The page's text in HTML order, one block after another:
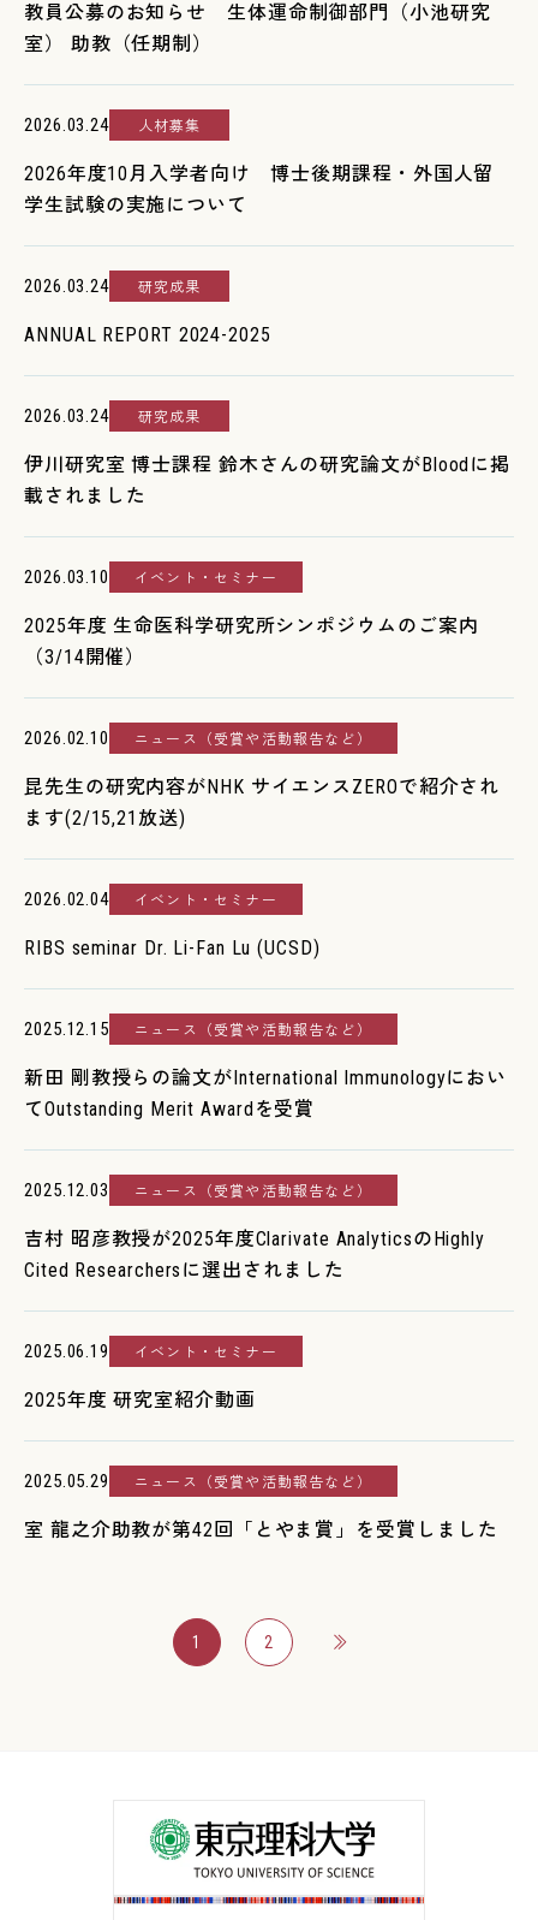
教員公募のお知らせ 生体運命制御部門（小池研究
室） 助教（任期制）
2026.03.24 人材募集
2026年度10月入学者向け 博士後期課程・外国人留
学生試験の実施について
2026.03.24 研究成果
ANNUAL REPORT 2024-2025
2026.03.24 研究成果
伊川研究室 博士課程 鈴木さんの研究論文がBloodに掲
載されました
2026.03.10 イベント・セミナー
2025年度 生命医科学研究所シンポジウムのご案内
（3/14開催）
2026.02.10 ニュース（受賞や活動報告など）
昆先生の研究内容がNHK サイエンスZEROで紹介され
ます(2/15,21放送)
2026.02.04 イベント・セミナー
RIBS seminar Dr. Li-Fan Lu (UCSD)
2025.12.15 ニュース（受賞や活動報告など）
新田 剛教授らの論文がInternational Immunologyにおい
てOutstanding Merit Awardを受賞
2025.12.03 ニュース（受賞や活動報告など）
吉村 昭彦教授が2025年度Clarivate AnalyticsのHighly
Cited Researchersに選出されました
2025.06.19 イベント・セミナー
2025年度 研究室紹介動画
2025.05.29 ニュース（受賞や活動報告など）
室 龍之介助教が第42回「とやま賞」を受賞しました
1 2